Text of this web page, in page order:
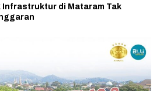
Infrastruktur di Mataram Tak